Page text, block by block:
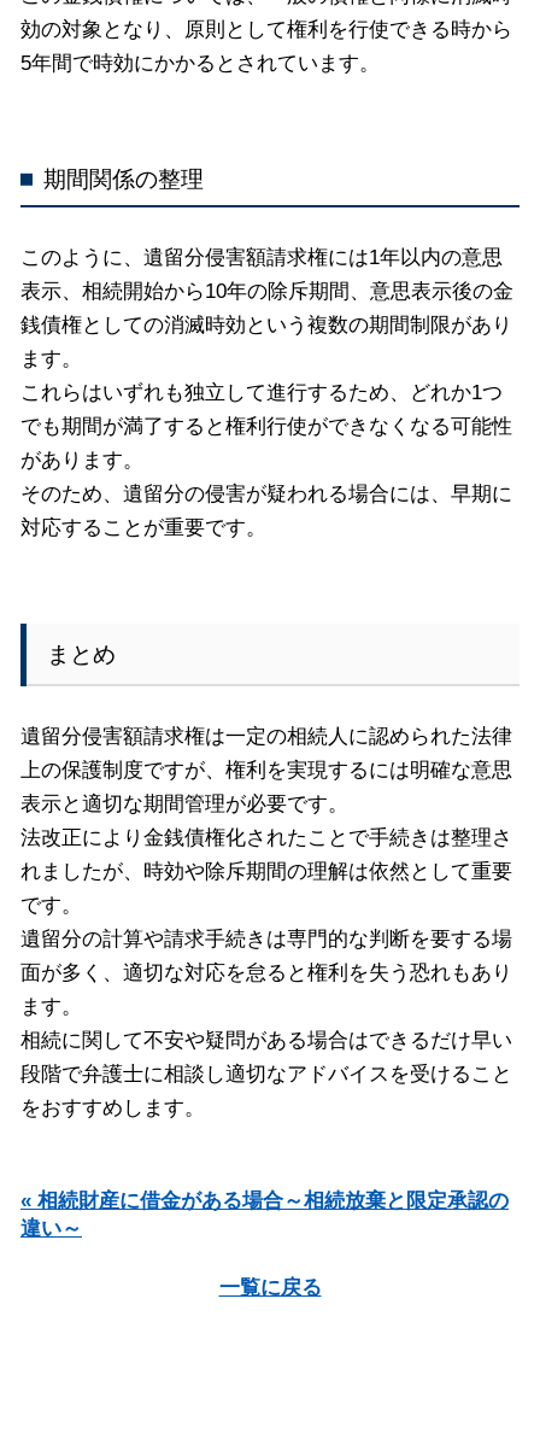
効の対象となり、原則として権利を行使できる時から
5年間で時効にかかるとされています。
期間関係の整理
このように、遺留分侵害額請求権には1年以内の意思
表示、相続開始から10年の除斥期間、意思表示後の金
銭債権としての消滅時効という複数の期間制限があり
ます。
これらはいずれも独立して進行するため、どれか1つ
でも期間が満了すると権利行使ができなくなる可能性
があります。
そのため、遺留分の侵害が疑われる場合には、早期に
対応することが重要です。
まとめ
遺留分侵害額請求権は一定の相続人に認められた法律
上の保護制度ですが、権利を実現するには明確な意思
表示と適切な期間管理が必要です。
法改正により金銭債権化されたことで手続きは整理さ
れましたが、時効や除斥期間の理解は依然として重要
です。
遺留分の計算や請求手続きは専門的な判断を要する場
面が多く、適切な対応を怠ると権利を失う恐れもあり
ます。
相続に関して不安や疑問がある場合はできるだけ早い
段階で弁護士に相談し適切なアドバイスを受けること
をおすすめします。
« 相続財産に借金がある場合～相続放棄と限定承認の
違い～
一覧に戻る